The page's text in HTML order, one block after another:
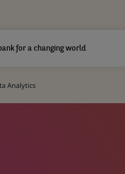
for a changing world
Analytics